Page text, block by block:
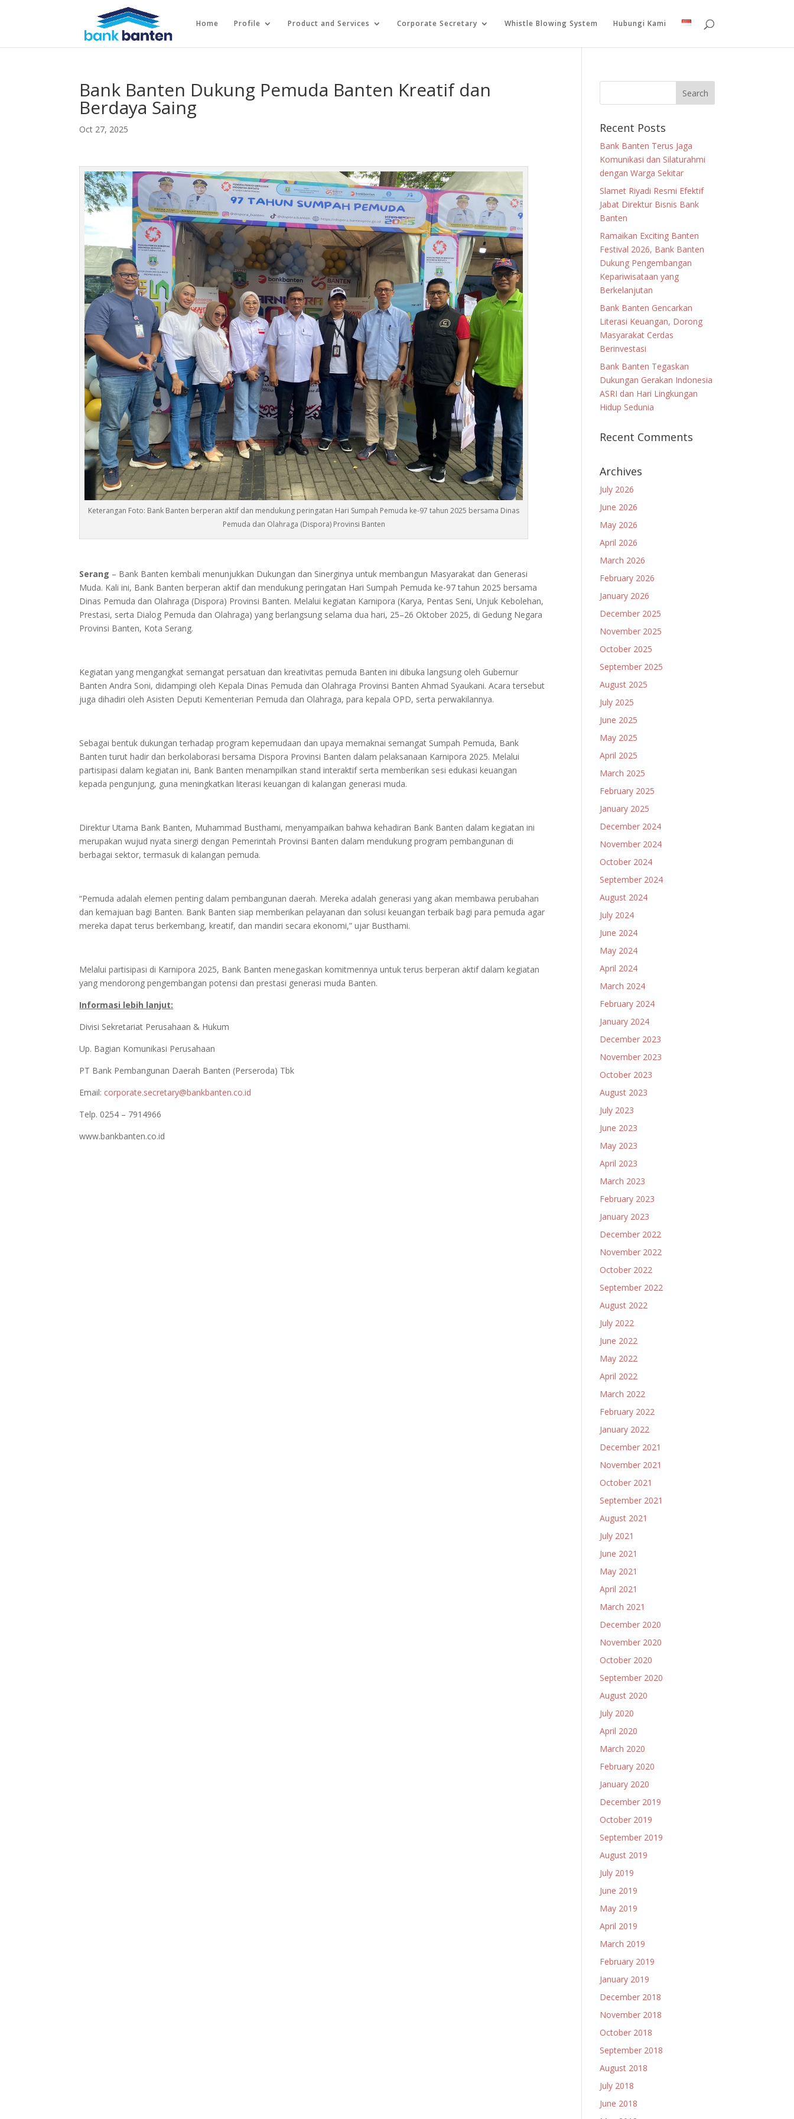
Home Profile Product and Services Corporate Secretary Whistle Blowing System Hubungi Kami
Bank Banten Dukung Pemuda Banten Kreatif dan
Berdaya Saing
Oct 27, 2025
Keterangan Foto: Bank Banten berperan aktif dan mendukung peringatan Hari Sumpah Pemuda ke-97 tahun 2025 bersama Dinas
Pemuda dan Olahraga (Dispora) Provinsi Banten
Serang – Bank Banten kembali menunjukkan Dukungan dan Sinerginya untuk membangun Masyarakat dan Generasi
Muda. Kali ini, Bank Banten berperan aktif dan mendukung peringatan Hari Sumpah Pemuda ke-97 tahun 2025 bersama
Dinas Pemuda dan Olahraga (Dispora) Provinsi Banten. Melalui kegiatan Karnipora (Karya, Pentas Seni, Unjuk Kebolehan,
Prestasi, serta Dialog Pemuda dan Olahraga) yang berlangsung selama dua hari, 25–26 Oktober 2025, di Gedung Negara
Provinsi Banten, Kota Serang.
Kegiatan yang mengangkat semangat persatuan dan kreativitas pemuda Banten ini dibuka langsung oleh Gubernur
Banten Andra Soni, didampingi oleh Kepala Dinas Pemuda dan Olahraga Provinsi Banten Ahmad Syaukani. Acara tersebut
juga dihadiri oleh Asisten Deputi Kementerian Pemuda dan Olahraga, para kepala OPD, serta perwakilannya.
Sebagai bentuk dukungan terhadap program kepemudaan dan upaya memaknai semangat Sumpah Pemuda, Bank
Banten turut hadir dan berkolaborasi bersama Dispora Provinsi Banten dalam pelaksanaan Karnipora 2025. Melalui
partisipasi dalam kegiatan ini, Bank Banten menampilkan stand interaktif serta memberikan sesi edukasi keuangan
kepada pengunjung, guna meningkatkan literasi keuangan di kalangan generasi muda.
Direktur Utama Bank Banten, Muhammad Busthami, menyampaikan bahwa kehadiran Bank Banten dalam kegiatan ini
merupakan wujud nyata sinergi dengan Pemerintah Provinsi Banten dalam mendukung program pembangunan di
berbagai sektor, termasuk di kalangan pemuda.
“Pemuda adalah elemen penting dalam pembangunan daerah. Mereka adalah generasi yang akan membawa perubahan
dan kemajuan bagi Banten. Bank Banten siap memberikan pelayanan dan solusi keuangan terbaik bagi para pemuda agar
mereka dapat terus berkembang, kreatif, dan mandiri secara ekonomi,” ujar Busthami.
Melalui partisipasi di Karnipora 2025, Bank Banten menegaskan komitmennya untuk terus berperan aktif dalam kegiatan
yang mendorong pengembangan potensi dan prestasi generasi muda Banten.
Informasi lebih lanjut:
Divisi Sekretariat Perusahaan & Hukum
Up. Bagian Komunikasi Perusahaan
PT Bank Pembangunan Daerah Banten (Perseroda) Tbk
Email: corporate.secretary@bankbanten.co.id
Telp. 0254 – 7914966
www.bankbanten.co.id
Recent Posts
Bank Banten Terus Jaga
Komunikasi dan Silaturahmi
dengan Warga Sekitar
Slamet Riyadi Resmi Efektif
Jabat Direktur Bisnis Bank
Banten
Ramaikan Exciting Banten
Festival 2026, Bank Banten
Dukung Pengembangan
Kepariwisataan yang
Berkelanjutan
Bank Banten Gencarkan
Literasi Keuangan, Dorong
Masyarakat Cerdas
Berinvestasi
Bank Banten Tegaskan
Dukungan Gerakan Indonesia
ASRI dan Hari Lingkungan
Hidup Sedunia
Recent Comments
Archives
July 2026
June 2026
May 2026
April 2026
March 2026
February 2026
January 2026
December 2025
November 2025
October 2025
September 2025
August 2025
July 2025
June 2025
May 2025
April 2025
March 2025
February 2025
January 2025
December 2024
November 2024
October 2024
September 2024
August 2024
July 2024
June 2024
May 2024
April 2024
March 2024
February 2024
January 2024
December 2023
November 2023
October 2023
August 2023
July 2023
June 2023
May 2023
April 2023
March 2023
February 2023
January 2023
December 2022
November 2022
October 2022
September 2022
August 2022
July 2022
June 2022
May 2022
April 2022
March 2022
February 2022
January 2022
December 2021
November 2021
October 2021
September 2021
August 2021
July 2021
June 2021
May 2021
April 2021
March 2021
December 2020
November 2020
October 2020
September 2020
August 2020
July 2020
April 2020
March 2020
February 2020
January 2020
December 2019
October 2019
September 2019
August 2019
July 2019
June 2019
May 2019
April 2019
March 2019
February 2019
January 2019
December 2018
November 2018
October 2018
September 2018
August 2018
July 2018
June 2018